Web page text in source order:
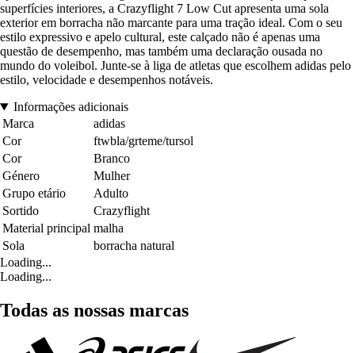
superfícies interiores, a Crazyflight 7 Low Cut apresenta uma sola
exterior em borracha não marcante para uma tração ideal. Com o seu
estilo expressivo e apelo cultural, este calçado não é apenas uma
questão de desempenho, mas também uma declaração ousada no
mundo do voleibol. Junte-se à liga de atletas que escolhem adidas pelo
estilo, velocidade e desempenhos notáveis.
Informações adicionais
Marca
adidas
Cor
ftwbla/grteme/tursol
Cor
Branco
Género
Mulher
Grupo etário
Adulto
Sortido
Crazyflight
Material principal malha
Sola
borracha natural
Loading...
Loading...
Todas as nossas marcas